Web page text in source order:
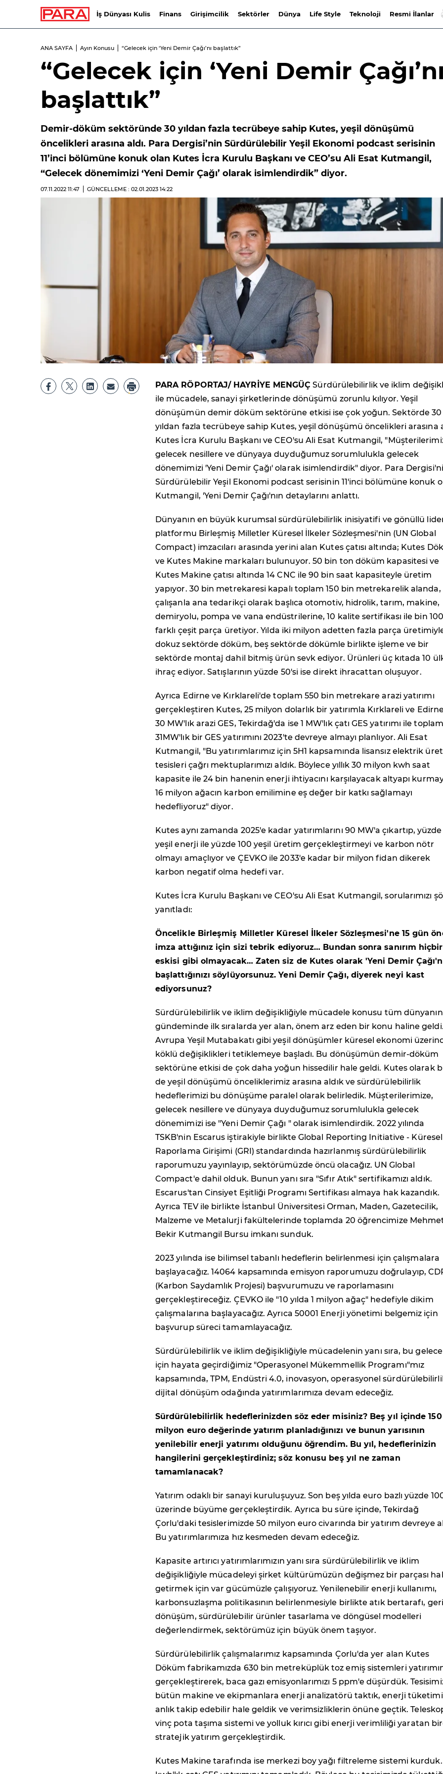
İş Dünyası Kulis Finans Girişimcilik Sektörler Dünya Life Style Teknoloji Resmi İlanlar
ANA SAYFA Ayın Konusu “Gelecek için ‘Yeni Demir Çağı’nı başlattık”
“Gelecek için ‘Yeni Demir
başlattık”
Demir-döküm sektöründe 30 yıldan fazla tecrübeye sahip Kutes, yeşil dönüşümü
öncelikleri arasına aldı. Para Dergisi’nin Sürdürülebilir Yeşil Ekonomi podcast serisinin
11’inci bölümüne konuk olan Kutes İcra Kurulu Başkanı ve CEO’su Ali Esat Kutmangil,
“Gelecek dönemimizi ‘Yeni Demir Çağı’ olarak isimlendirdik” diyor.
07.11.2022 11:47 GÜNCELLEME : 02.01.2023 14:22
PARA RÖPORTAJ/ HAYRİYE MENGÜÇ Sürdürülebilirlik ve iklim
ile mücadele, sanayi şirketlerinde dönüşümü zorunlu kılıyor. Yeşil
dönüşümün demir döküm sektörüne etkisi ise çok yoğun. Sektörde 30
yıldan fazla tecrübeye sahip Kutes, yeşil dönüşümü öncelikleri arasına
Kutes İcra Kurulu Başkanı ve CEO'su Ali Esat Kutmangil,
gelecek nesillere ve dünyaya duyduğumuz sorumlulukla gelecek
dönemimizi 'Yeni Demir Çağı' olarak isimlendirdik" diyor. Para
Sürdürülebilir Yeşil Ekonomi podcast serisinin 11'inci bölümüne konuk
Kutmangil, 'Yeni Demir Çağı'nın detaylarını anlattı.
Dünyanın en büyük kurumsal sürdürülebilirlik inisiyatifi ve gönüllü
platformu Birleşmiş Milletler Küresel İlkeler Sözleşmesi'nin (UN Global
Compact) imzacıları arasında yerini alan Kutes çatısı altında; Kutes
ve Kutes Makine markaları bulunuyor. 50 bin ton döküm kapasitesi ve
Kutes Makine çatısı altında 14 CNC ile 90 bin saat kapasiteyle üretim
yapıyor. 30 bin metrekaresi kapalı toplam 150 bin metrekarelik alanda,
çalışanla ana tedarikçi olarak başlıca otomotiv, hidrolik, tarım, makine,
demiryolu, pompa ve vana endüstrilerine, 10 kalite sertifikası ile bin 100
farklı çeşit parça üretiyor. Yılda iki milyon adetten fazla parça
dokuz sektörde döküm, beş sektörde dökümle birlikte işleme ve bir
sektörde montaj dahil bitmiş ürün sevk ediyor. Ürünleri üç kıtada 10
ihraç ediyor. Satışlarının yüzde 50'si ise direkt ihracattan oluşuyor.
Ayrıca Edirne ve Kırklareli'de toplam 550 bin metrekare arazi yatırımı
gerçekleştiren Kutes, 25 milyon dolarlık bir yatırımla Kırklareli ve
30 MW'lık arazi GES, Tekirdağ'da ise 1 MW'lık çatı GES yatırımı ile toplam
31MW'lık bir GES yatırımını 2023'te devreye almayı planlıyor. Ali Esat
Kutmangil, "Bu yatırımlarımız için 5H1 kapsamında lisansız elektrik
tesisleri çağrı mektuplarımızı aldık. Böylece yıllık 30 milyon kwh saat
kapasite ile 24 bin hanenin enerji ihtiyacını karşılayacak altyapı
16 milyon ağacın karbon emilimine eş değer bir katkı sağlamayı
hedefliyoruz" diyor.
Kutes aynı zamanda 2025'e kadar yatırımlarını 90 MW'a çıkartıp,
yeşil enerji ile yüzde 100 yeşil üretim gerçekleştirmeyi ve karbon nötr
olmayı amaçlıyor ve ÇEVKO ile 2033'e kadar bir milyon fidan dikerek
karbon negatif olma hedefi var.
Kutes İcra Kurulu Başkanı ve CEO'su Ali Esat Kutmangil, sorularımızı
yanıtladı:
Öncelikle Birleşmiş Milletler Küresel İlkeler Sözleşmesi'ne 15 gün
imza attığınız için sizi tebrik ediyoruz… Bundan sonra sanırım
eskisi gibi olmayacak… Zaten siz de Kutes olarak 'Yeni Demir
başlattığınızı söylüyorsunuz. Yeni Demir Çağı, diyerek neyi kast
ediyorsunuz?
Sürdürülebilirlik ve iklim değişikliğiyle mücadele konusu tüm dünyanın
gündeminde ilk sıralarda yer alan, önem arz eden bir konu haline
Avrupa Yeşil Mutabakatı gibi yeşil dönüşümler küresel ekonomi
köklü değişiklikleri tetiklemeye başladı. Bu dönüşümün demir-döküm
sektörüne etkisi de çok daha yoğun hissedilir hale geldi. Kutes olarak
de yeşil dönüşümü önceliklerimiz arasına aldık ve sürdürülebilirlik
hedeflerimizi bu dönüşüme paralel olarak belirledik. Müşterilerimize,
gelecek nesillere ve dünyaya duyduğumuz sorumlulukla gelecek
dönemimizi ise "Yeni Demir Çağı " olarak isimlendirdik. 2022 yılında
TSKB'nin Escarus iştirakiyle birlikte Global Reporting Initiative - Küresel
Raporlama Girişimi (GRI) standardında hazırlanmış sürdürülebilirlik
raporumuzu yayınlayıp, sektörümüzde öncü olacağız. UN Global
Compact'e dahil olduk. Bunun yanı sıra "Sıfır Atık" sertifikamızı aldık.
Escarus'tan Cinsiyet Eşitliği Programı Sertifikası almaya hak kazandık.
Ayrıca TEV ile birlikte İstanbul Üniversitesi Orman, Maden, Gazetecilik,
Malzeme ve Metalurji fakültelerinde toplamda 20 öğrencimize
Bekir Kutmangil Bursu imkanı sunduk.
2023 yılında ise bilimsel tabanlı hedeflerin belirlenmesi için çalışmalara
başlayacağız. 14064 kapsamında emisyon raporumuzu doğrulayıp,
(Karbon Saydamlık Projesi) başvurumuzu ve raporlamasını
gerçekleştireceğiz. ÇEVKO ile "10 yılda 1 milyon ağaç" hedefiyle dikim
çalışmalarına başlayacağız. Ayrıca 50001 Enerji yönetimi belgemiz için
başvurup süreci tamamlayacağız.
Sürdürülebilirlik ve iklim değişikliğiyle mücadelenin yanı sıra, bu
için hayata geçirdiğimiz "Operasyonel Mükemmellik Programı"mız
kapsamında, TPM, Endüstri 4.0, inovasyon, operasyonel
dijital dönüşüm odağında yatırımlarımıza devam edeceğiz.
Sürdürülebilirlik hedeflerinizden söz eder misiniz? Beş yıl içinde 150
milyon euro değerinde yatırım planladığınızı ve bunun yarısının
yenilebilir enerji yatırımı olduğunu öğrendim. Bu yıl, hedeflerinizin
hangilerini gerçekleştirdiniz; söz konusu beş yıl ne zaman
tamamlanacak?
Yatırım odaklı bir sanayi kuruluşuyuz. Son beş yılda euro bazlı yüzde
üzerinde büyüme gerçekleştirdik. Ayrıca bu süre içinde, Tekirdağ
Çorlu'daki tesislerimizde 50 milyon euro civarında bir yatırım devreye
Bu yatırımlarımıza hız kesmeden devam edeceğiz.
Kapasite artırıcı yatırımlarımızın yanı sıra sürdürülebilirlik ve iklim
değişikliğiyle mücadeleyi şirket kültürümüzün değişmez bir parçası
getirmek için var gücümüzle çalışıyoruz. Yenilenebilir enerji kullanımı,
karbonsuzlaşma politikasının belirlenmesiyle birlikte atık bertarafı, geri
dönüşüm, sürdürülebilir ürünler tasarlama ve döngüsel modelleri
değerlendirmek, sektörümüz için büyük önem taşıyor.
Sürdürülebilirlik çalışmalarımız kapsamında Çorlu'da yer alan Kutes
Döküm fabrikamızda 630 bin metreküplük toz emiş sistemleri
gerçekleştirerek, baca gazı emisyonlarımızı 5 ppm'e düşürdük.
bütün makine ve ekipmanlara enerji analizatörü taktık, enerji
anlık takip edebilir hale geldik ve verimsizliklerin önüne geçtik.
vinç pota taşıma sistemi ve yolluk kırıcı gibi enerji verimliliği yaratan
stratejik yatırım gerçekleştirdik.
Kutes Makine tarafında ise merkezi boy yağı filtreleme sistemi